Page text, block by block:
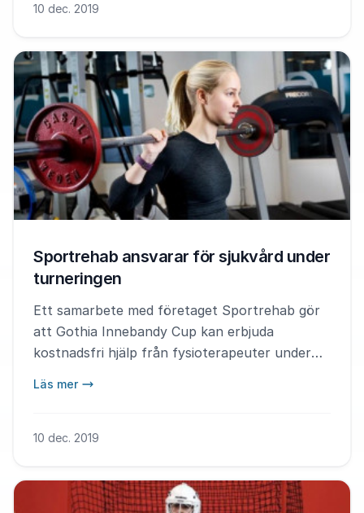
10 dec. 2019
Sportrehab ansvarar för sjukvård under
turneringen
Ett samarbete med företaget Sportrehab gör
att Gothia Innebandy Cup kan erbjuda
kostnadsfri hjälp från fysioterapeuter under
projektledare på Gothia Innebandy Cup.
Läs mer
10 dec. 2019